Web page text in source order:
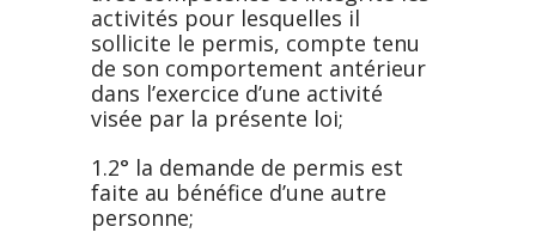
activités pour lesquelles il
sollicite le permis, compte tenu
de son comportement antérieur
dans l’exercice d’une activité
visée par la présente loi;
1.2° la demande de permis est
faite au bénéfice d’une autre
personne;